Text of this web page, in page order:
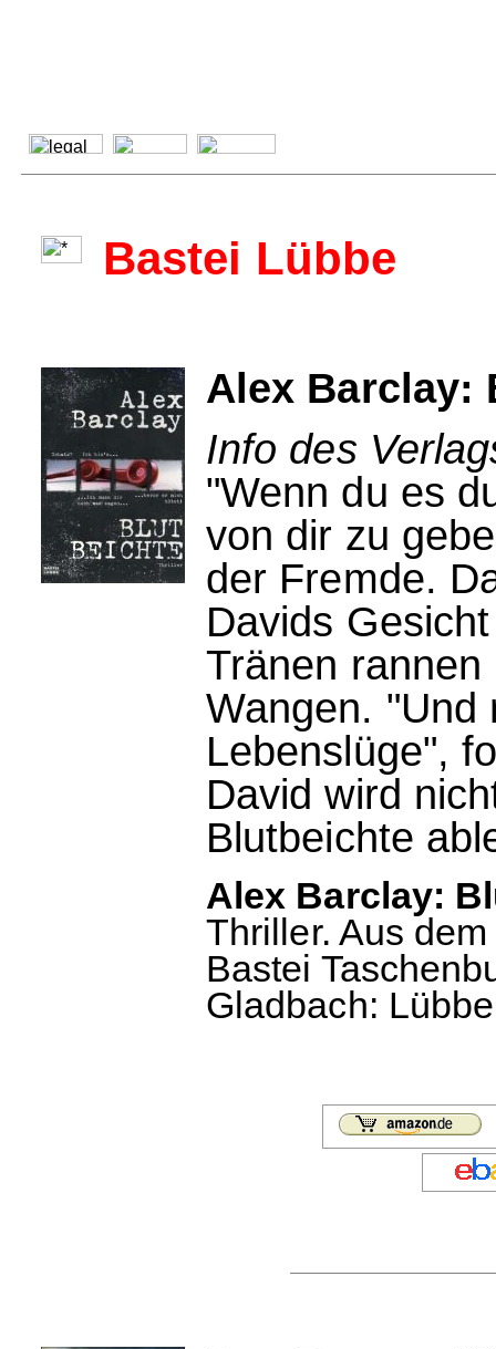
Bastei Lübbe
Alex Barclay:
Info des
"Wenn du es
von dir zu
der Fremde.
Davids
Tränen
Wangen. "Und
Lebenslüge",
David wird
Blutbeichte
Alex Barclay:
Thriller. Aus
Bastei
Gladbach: